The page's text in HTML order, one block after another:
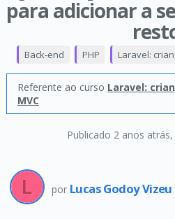
para adicionar a
Publicado 2 anos atrás
Back-end PHP Laravel:
Referente ao curso Laravel:
MVC
por Lucas Godoy Vizeu